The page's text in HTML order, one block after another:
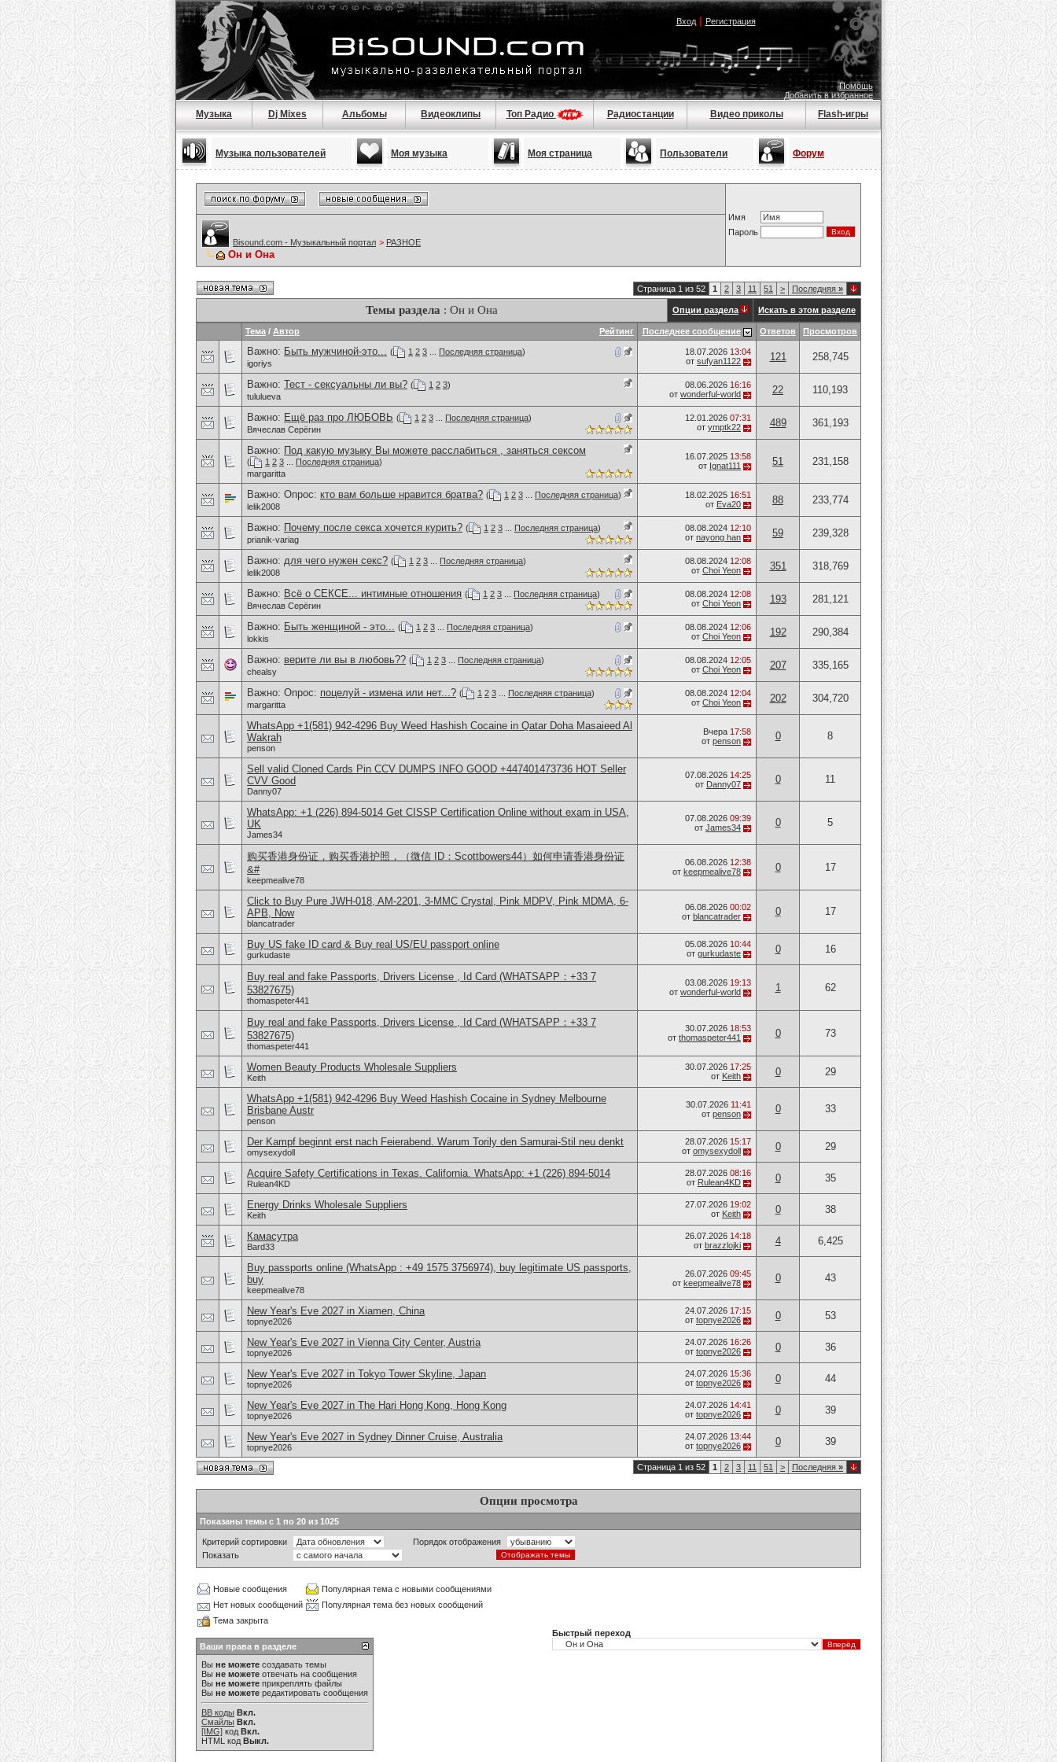
Вход| Регистрация
Помощь
Добавить в избранное
Музыка Dj Mixes Альбомы Видеоклипы Топ Радио Радиостанции Видео приколы Flash-игры
Музыка пользователей Моя музыка Моя страница Пользователи Форум
Имя
Пароль
Bisound.com - Музыкальный портал > РАЗНОЕ
Он и Она
Страница 1 из 52 1 2 3 11 51 > Последняя »
Темы раздела : Он и Она Опции раздела Искать в этом разделе
Рейтинг
Тема / Автор Последнее сообщение Ответов Просмотров
Важно: Быть мужчиной-это... ( 1 2 3 Последняя страница)
igoriys
18.07.2026 13:04
от sufyan1122 121 258,745
Важно: Тест - сексуальны ли вы? ( 1 2 3)
tululueva
08.06.2026 16:16
от wonderful-world 22 110,193
Важно: Ещё раз про ЛЮБОВЬ ( 1 2 3 Последняя страница)
Вячеслав Серёгин
12.01.2026 07:31
от ymptk22 489 361,193
Важно: Под какую музыку Вы можете расслабиться , заняться сексом
( 1 2 3 Последняя страница)
margaritta
16.07.2025 13:58
от Ignat111 51 231,158
Важно: Опрос: кто вам больше нравится братва? ( 1 2 3 Последняя страница)
lelik2008
18.02.2025 16:51
от Eva20 88 233,774
Важно: Почему после секса хочется курить? ( 1 2 3 Последняя страница)
prianik-variag
08.08.2024 12:10
от nayong han 59 239,328
Важно: для чего нужен секс? ( 1 2 3 Последняя страница)
lelik2008
08.08.2024 12:08
от Choi Yeon 351 318,769
Важно: Всё о СЕКСЕ... интимные отношения ( 1 2 3 Последняя страница)
Вячеслав Серёгин
08.08.2024 12:08
от Choi Yeon 193 281,121
Важно: Быть женщиной - это... ( 1 2 3 Последняя страница)
lokkis
08.08.2024 12:06
от Choi Yeon 192 290,384
Важно: верите ли вы в любовь?? ( 1 2 3 Последняя страница)
chealsy
08.08.2024 12:05
от Choi Yeon 207 335,165
Важно: Опрос: поцелуй - измена или нет...? ( 1 2 3 Последняя страница)
margaritta
08.08.2024 12:04
от Choi Yeon 202 304,720
WhatsApp +1(581) 942-4296 Buy Weed Hashish Cocaine in Qatar Doha Masaieed Al
Wakrah
penson
Вчера 17:58
от penson 0 8
Sell valid Cloned Cards Pin CCV DUMPS INFO GOOD +447401473736 HOT Seller
CVV Good
Danny07
07.08.2026 14:25
от Danny07 0 11
WhatsApp: +1 (226) 894-5014​ Get CISSP Certification Online without exam in USA,
UK
James34
07.08.2026 09:39
от James34 0 5
购买香港身份证，购买香港护照，（微信 ID：Scottbowers44）如何申请香港身份证
&#
keepmealive78
06.08.2026 12:38
от keepmealive78 0 17
Click to Buy Pure JWH-018, AM-2201, 3-MMC Crystal, Pink MDPV, Pink MDMA, 6-
APB, Now
blancatrader
06.08.2026 00:02
от blancatrader 0 17
Buy US fake ID card & Buy real US/EU passport online
gurkudaste
05.08.2026 10:44
от gurkudaste 0 16
Buy real and fake Passports, Drivers License , Id Card (WHATSAPP：+33 7
53827675)
thomaspeter441
03.08.2026 19:13
от wonderful-world 1 62
Buy real and fake Passports, Drivers License , Id Card (WHATSAPP：+33 7
53827675)
thomaspeter441
30.07.2026 18:53
от thomaspeter441 0 73
Women Beauty Products Wholesale Suppliers
Keith
30.07.2026 17:25
от Keith 0 29
WhatsApp +1(581) 942-4296 Buy Weed Hashish Cocaine in Sydney Melbourne
Brisbane Austr
penson
30.07.2026 11:41
от penson 0 33
Der Kampf beginnt erst nach Feierabend. Warum Torily den Samurai-Stil neu denkt
omysexydoll
28.07.2026 15:17
от omysexydoll 0 29
Acquire Safety Certifications in Texas. California. WhatsApp: +1 (226) 894-5014
Rulean4KD
28.07.2026 08:16
от Rulean4KD 0 35
Energy Drinks Wholesale Suppliers
Keith
27.07.2026 19:02
от Keith 0 38
Камасутра
Bard33
26.07.2026 14:18
от brazzlojki 4 6,425
Buy passports online (WhatsApp : +49 1575 3756974), buy legitimate US passports,
buy
keepmealive78
26.07.2026 09:45
от keepmealive78 0 43
New Year's Eve 2027 in Xiamen, China
topnye2026
24.07.2026 17:15
от topnye2026 0 53
New Year's Eve 2027 in Vienna City Center, Austria
topnye2026
24.07.2026 16:26
от topnye2026 0 36
New Year's Eve 2027 in Tokyo Tower Skyline, Japan
topnye2026
24.07.2026 15:36
от topnye2026 0 44
New Year's Eve 2027 in The Hari Hong Kong, Hong Kong
topnye2026
24.07.2026 14:41
от topnye2026 0 39
New Year's Eve 2027 in Sydney Dinner Cruise, Australia
topnye2026
24.07.2026 13:44
от topnye2026 0 39
Страница 1 из 52 1 2 3 11 51 > Последняя »
Опции просмотра
Показаны темы с 1 по 20 из 1025
Критерий сортировки
Порядок отображения
Показать
Новые сообщения
Популярная тема с новыми сообщениями
Нет новых сообщений
Популярная тема без новых сообщений
Тема закрыта
Ваши права в разделе
Вы не можете создавать темы
Вы не можете отвечать на сообщения
Вы не можете прикреплять файлы
Вы не можете редактировать сообщения
BB коды Вкл.
Смайлы Вкл.
[IMG] код Вкл.
HTML код Выкл.
Быстрый переход